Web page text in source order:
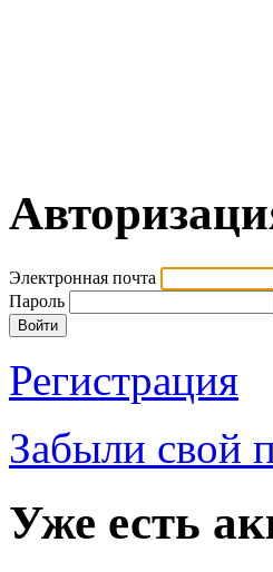
Электронная почта
Пароль
Регистрация
Забыли свой
Уже есть